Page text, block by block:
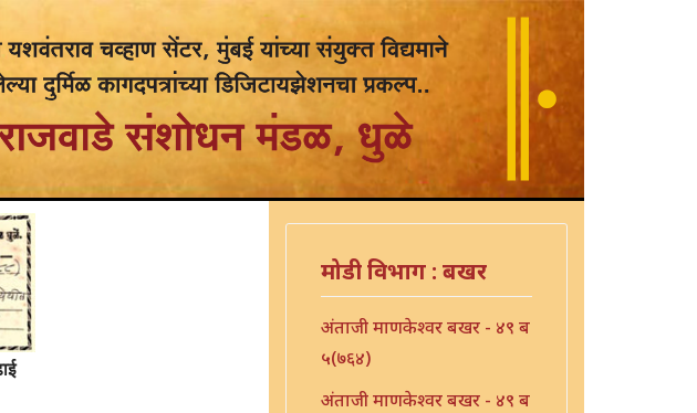
मोडी विभाग : बखर
अंताजी माणकेश्वर बखर - ४९ ब
५(७६४)
अंताजी माणकेश्वर बखर - ४९ ब